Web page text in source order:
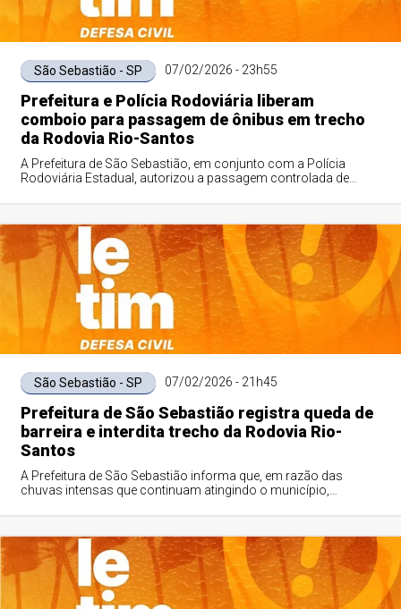
São Sebastião - SP 07/02/2026 - 23h55
Prefeitura e Polícia Rodoviária liberam
comboio para passagem de ônibus em trecho
da Rodovia Rio-Santos
A Prefeitura de São Sebastião, em conjunto com a Polícia
Rodoviária Estadual, autorizou a passagem controlada de
São Sebastião - SP 07/02/2026 - 21h45
Prefeitura de São Sebastião registra queda de
barreira e interdita trecho da Rodovia Rio-
Santos
A Prefeitura de São Sebastião informa que, em razão das
chuvas intensas que continuam atingindo o município,